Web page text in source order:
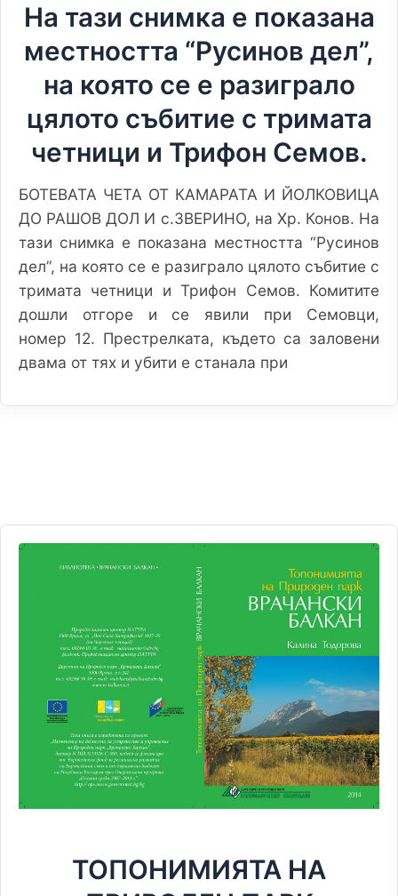
На тази снимка е показана
местността “Русинов дел”,
на която се е разиграло
цялото събитие с тримата
четници и Трифон Семов.
БОТЕВАТА ЧЕТА ОТ КАМАРАТА И ЙОЛКОВИЦА
ДО РАШОВ ДОЛ И с.ЗВЕРИНО, на Хр. Конов. На
тази снимка е показана местността “Русинов
дел”, на която се е разиграло цялото събитие с
тримата четници и Трифон Семов. Комитите
дошли отгоре и се явили при Семовци,
номер 12. Престрелката, където са заловени
двама от тях и убити е станала при
ТОПОНИМИЯТА НА